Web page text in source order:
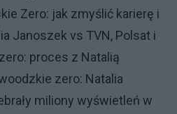
Zero: jak zmyślić karierę i
Janoszek vs TVN, Polsat i
proces z Natalią
zero: Natalia
miliony wyświetleń w